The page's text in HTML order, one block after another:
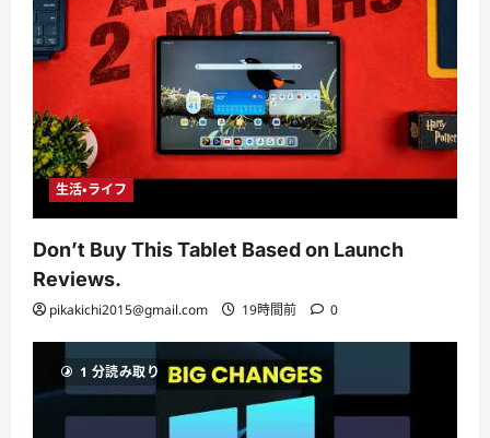
生活・ライフ
Don’t Buy This Tablet Based on Launch
Reviews.
pikakichi2015@gmail.com 19時間前 0
1 分読み取り